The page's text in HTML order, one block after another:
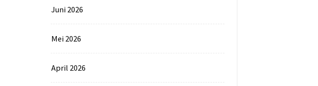
Juni 2026
Mei 2026
April 2026